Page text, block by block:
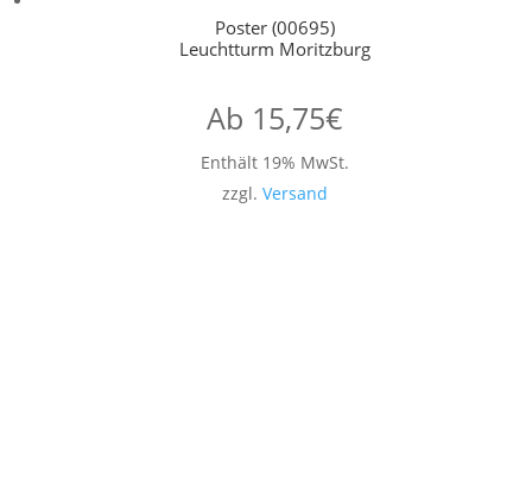
Poster (00695)
Leuchtturm Moritzburg
Ab 15,75€
Enthält 19% MwSt.
zzgl. Versand